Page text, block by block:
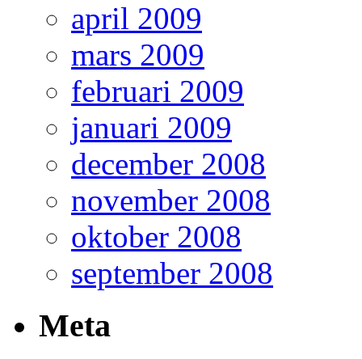
april 2009
mars 2009
februari 2009
januari 2009
december 2008
november 2008
oktober 2008
september 2008
Meta